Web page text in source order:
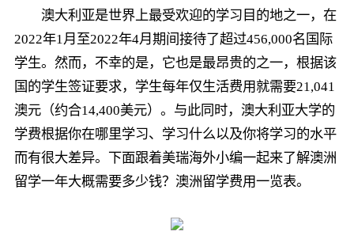
澳大利亚是世界上最受欢迎的学习目的地之一，在
2022年1月至2022年4月期间接待了超过456,000名国际
学生。然而，不幸的是，它也是最昂贵的之一，根据该
国的学生签证要求，学生每年仅生活费用就需要21,041
澳元（约合14,400美元）。与此同时，澳大利亚大学的
学费根据你在哪里学习、学习什么以及你将学习的水平
而有很大差异。下面跟着美瑞海外小编一起来了解澳洲
留学一年大概需要多少钱？澳洲留学费用一览表。